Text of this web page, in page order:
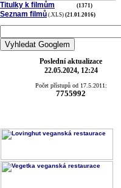
Titulky k filmům (1371)
Seznam filmů (.XLS) (21.01.2016)
Poslední aktualizace
22.05.2024, 12:24
Počet přístupů od 17.5.2011:
7755992